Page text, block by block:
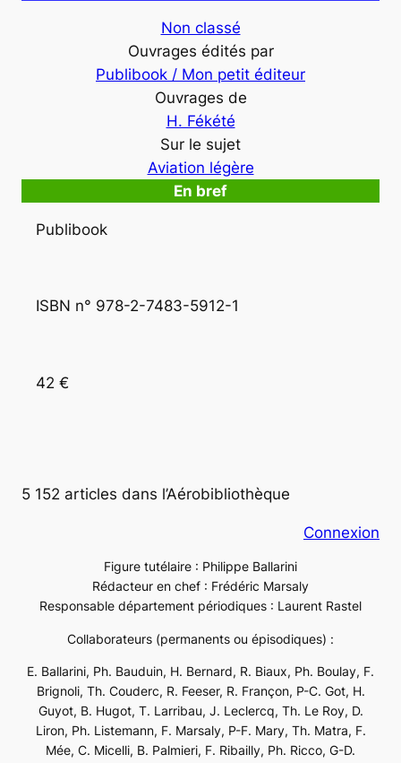
Non classé
Ouvrages édités par
Publibook / Mon petit éditeur
Ouvrages de
H. Fékété
Sur le sujet
Aviation légère
En bref
Publibook
ISBN n° 978-2-7483-5912-1
42 €
5 152 articles dans l’Aérobibliothèque
Connexion
Figure tutélaire : Philippe Ballarini
Rédacteur en chef : Frédéric Marsaly
Responsable département périodiques : Laurent Rastel
Collaborateurs (permanents ou épisodiques) :
E. Ballarini, Ph. Bauduin, H. Bernard, R. Biaux, Ph. Boulay, F.
Brignoli, Th. Couderc, R. Feeser, R. Françon, P-C. Got, H.
Guyot, B. Hugot, T. Larribau, J. Leclercq, Th. Le Roy, D.
Liron, Ph. Listemann, F. Marsaly, P-F. Mary, Th. Matra, F.
Mée, C. Micelli, B. Palmieri, F. Ribailly, Ph. Ricco, G-D.